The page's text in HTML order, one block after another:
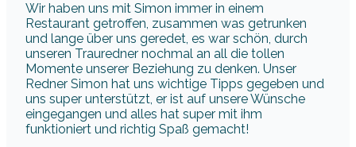
Wir haben uns mit Simon immer in einem
Restaurant getroffen, zusammen was getrunken
und lange über uns geredet, es war schön, durch
unseren Trauredner nochmal an all die tollen
Momente unserer Beziehung zu denken. Unser
Redner Simon hat uns wichtige Tipps gegeben und
uns super unterstützt, er ist auf unsere Wünsche
eingegangen und alles hat super mit ihm
funktioniert und richtig Spaß gemacht!